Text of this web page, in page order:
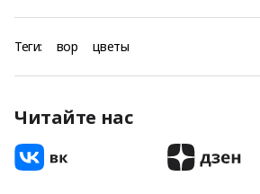
Теги: вор цветы
Читайте нас